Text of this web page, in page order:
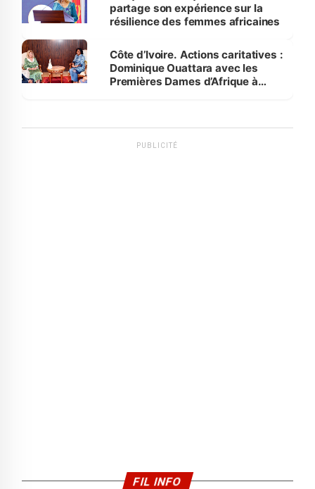
partage son expérience sur la
résilience des femmes africaines
Côte d’Ivoire. Actions caritatives :
Dominique Ouattara avec les
Premières Dames d’Afrique à
PUBLICITÉ
FIL INFO